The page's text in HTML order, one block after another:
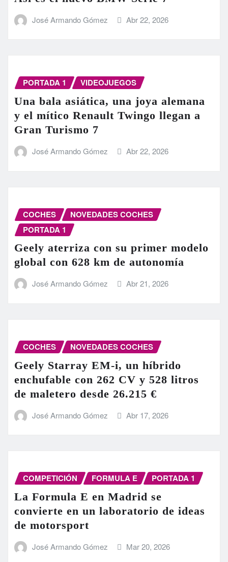
José Armando Gómez Abr 22, 2026
PORTADA 1 VIDEOJUEGOS
Una bala asiática, una joya alemana
y el mítico Renault Twingo llegan a
Gran Turismo 7
José Armando Gómez Abr 22, 2026
COCHES
NOVEDADES COCHES
PORTADA 1
Geely aterriza con su primer modelo
global con 628 km de autonomía
José Armando Gómez Abr 21, 2026
COCHES NOVEDADES COCHES
Geely Starray EM-i, un híbrido
enchufable con 262 CV y 528 litros
de maletero desde 26.215 €
José Armando Gómez Abr 17, 2026
COMPETICIÓN FORMULA E PORTADA 1
La Formula E en Madrid se
convierte en un laboratorio de ideas
de motorsport
José Armando Gómez Mar 20, 2026